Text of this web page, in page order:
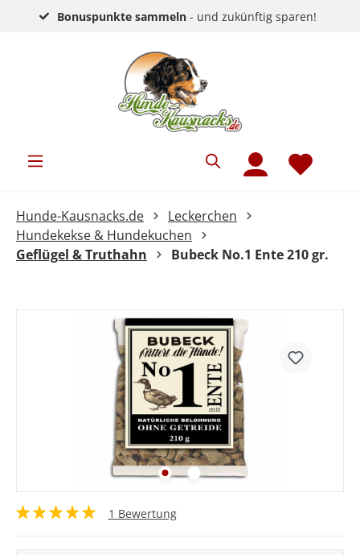
Bonuspunkte sammeln - und zukünftig sparen!
Hunde-Kausnacks.de
Leckerchen
Hundekekse & Hundekuchen
Geflügel & Truthahn
Bubeck No.1 Ente 210 gr.
1 Bewertung